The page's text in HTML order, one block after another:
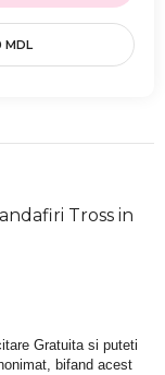
MDL
Tross in
Gratuita si puteti
bifand acest